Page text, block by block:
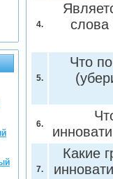
4.
5.
Что
6.
7.
Какие